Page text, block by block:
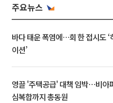
주요뉴스
바다 태운 폭염에…회 한 접시도 ‘
이션’
영끌 '주택공급' 대책 임박⋯비아
심복합까지 총동원